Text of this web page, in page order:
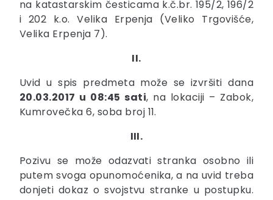
na katastarskim česticama k.č.br. 195/2, 196/2
i 202 k.o. Velika Erpenja (Veliko Trgovišće,
Velika Erpenja 7).
II.
Uvid u spis predmeta može se izvršiti dana
20.03.2017 u 08:45 sati, na lokaciji – Zabok,
Kumrovečka 6, soba broj 11.
III.
Pozivu se može odazvati stranka osobno ili
putem svoga opunomoćenika, a na uvid treba
donjeti dokaz o svojstvu stranke u postupku.